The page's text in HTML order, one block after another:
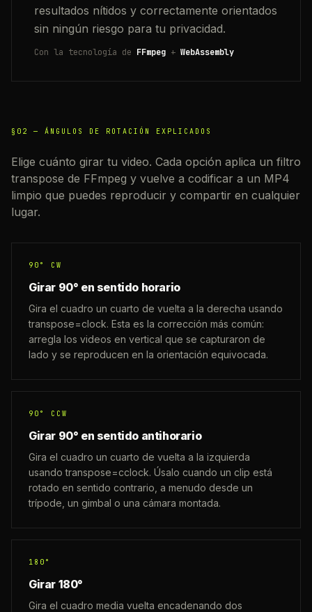
resultados nítidos y correctamente orientados
sin ningún riesgo para tu privacidad.
Con la tecnología de FFmpeg + WebAssembly
§02 — ÁNGULOS DE ROTACIÓN EXPLICADOS
Elige cuánto girar tu video. Cada opción aplica un filtro
transpose de FFmpeg y vuelve a codificar a un MP4
limpio que puedes reproducir y compartir en cualquier
lugar.
90° CW
Girar 90° en sentido horario
Gira el cuadro un cuarto de vuelta a la derecha usando
transpose=clock. Esta es la corrección más común:
arregla los videos en vertical que se capturaron de
lado y se reproducen en la orientación equivocada.
90° CCW
Girar 90° en sentido antihorario
Gira el cuadro un cuarto de vuelta a la izquierda
usando transpose=cclock. Úsalo cuando un clip está
rotado en sentido contrario, a menudo desde un
trípode, un gimbal o una cámara montada.
180°
Girar 180°
Gira el cuadro media vuelta encadenando dos